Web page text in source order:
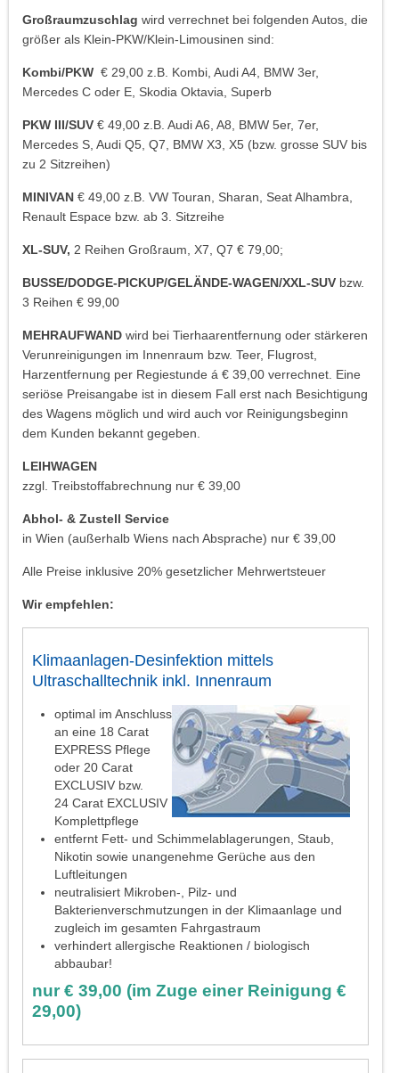
Großraumzuschlag wird verrechnet bei folgenden Autos, die
größer als Klein-PKW/Klein-Limousinen sind:
Kombi/PKW € 29,00 z.B. Kombi, Audi A4, BMW 3er,
Mercedes C oder E, Skodia Oktavia, Superb
PKW III/SUV € 49,00 z.B. Audi A6, A8, BMW 5er, 7er,
Mercedes S, Audi Q5, Q7, BMW X3, X5 (bzw. grosse SUV bis
zu 2 Sitzreihen)
MINIVAN € 49,00 z.B. VW Touran, Sharan, Seat Alhambra,
Renault Espace bzw. ab 3. Sitzreihe
XL-SUV, 2 Reihen Großraum, X7, Q7 € 79,00;
BUSSE/DODGE-PICKUP/GELÄNDE-WAGEN/XXL-SUV bzw.
3 Reihen € 99,00
MEHRAUFWAND wird bei Tierhaarentfernung oder stärkeren
Verunreinigungen im Innenraum bzw. Teer, Flugrost,
Harzentfernung per Regiestunde á € 39,00 verrechnet. Eine
seriöse Preisangabe ist in diesem Fall erst nach Besichtigung
des Wagens möglich und wird auch vor Reinigungsbeginn
dem Kunden bekannt gegeben.
LEIHWAGEN
zzgl. Treibstoffabrechnung nur € 39,00
Abhol- & Zustell Service
in Wien (außerhalb Wiens nach Absprache) nur € 39,00
Alle Preise inklusive 20% gesetzlicher Mehrwertsteuer
Wir empfehlen:
Klimaanlagen-Desinfektion mittels
Ultraschalltechnik inkl. Innenraum
optimal im Anschluss
an eine 18 Carat
EXPRESS Pflege
oder 20 Carat
EXCLUSIV bzw.
24 Carat EXCLUSIV
Komplettpflege
entfernt Fett- und Schimmelablagerungen, Staub,
Nikotin sowie unangenehme Gerüche aus den
Luftleitungen
neutralisiert Mikroben-, Pilz- und
Bakterienverschmutzungen in der Klimaanlage und
zugleich im gesamten Fahrgastraum
verhindert allergische Reaktionen / biologisch
abbaubar!
nur € 39,00 (im Zuge einer Reinigung €
29,00)